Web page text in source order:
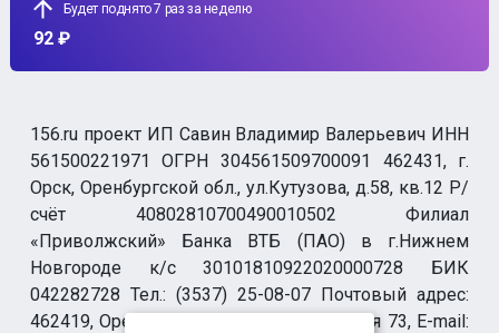
Будет поднято 7 раз за неделю
92 ₽
156.ru проект ИП Савин Владимир Валерьевич ИНН
561500221971 ОГРН 304561509700091 462431, г.
Орск, Оренбургской обл., ул.Кутузова, д.58, кв.12 Р/
счёт 40802810700490010502 Филиал
«Приволжский» Банка ВТБ (ПАО) в г.Нижнем
Новгороде к/с 30101810922020000728 БИК
042282728 Тел.: (3537) 25-08-07 Почтовый адрес:
462419, Оренбургская обл., г. Орск-19 а/я 73, E-mail: